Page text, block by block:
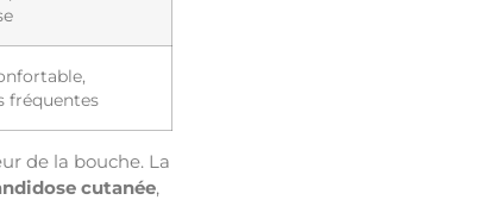
fréquentes
de la bouche. La
cutanée,